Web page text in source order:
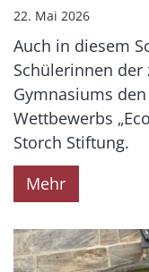
22. Mai 2026
Auch in diesem
Schülerinnen der
Gymnasiums
Wettbewerbs
Storch Stiftung.
Mehr